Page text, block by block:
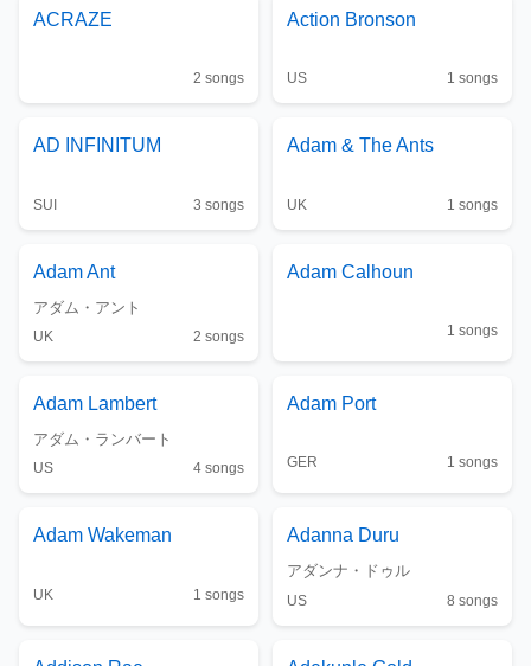
ACRAZE
2 songs
Action Bronson
US 1 songs
AD INFINITUM
SUI 3 songs
Adam & The Ants
UK 1 songs
Adam Ant
アダム・アント
UK 2 songs
Adam Calhoun
1 songs
Adam Lambert
アダム・ランバート
US 4 songs
Adam Port
GER 1 songs
Adam Wakeman
UK 1 songs
Adanna Duru
アダンナ・ドゥル
US 8 songs